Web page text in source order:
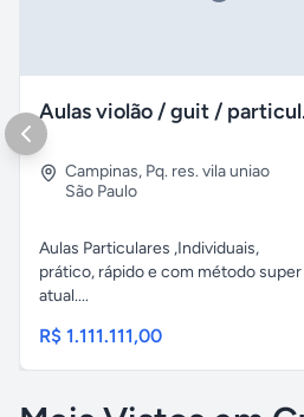
Campinas, Pq. res. vila uniao
São Paulo
Aulas Particulares ,Individuais,
prático, rápido e com método super
atual....
R$ 1.111.111,00